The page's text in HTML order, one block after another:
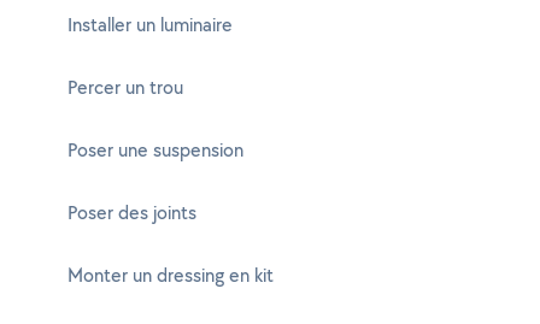
Installer un luminaire
Percer un trou
Poser une suspension
Poser des joints
Monter un dressing en kit